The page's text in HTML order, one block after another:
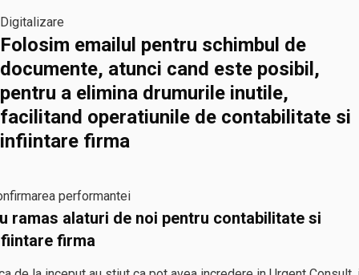
Digitalizare
Folosim emailul pentru schimbul de
documente, atunci cand este posibil,
pentru a elimina drumurile inutile,
facilitand operatiunile de contabilitate si
infiintare firma
performantei
ramas alaturi de noi pentru contabilitate si
firma